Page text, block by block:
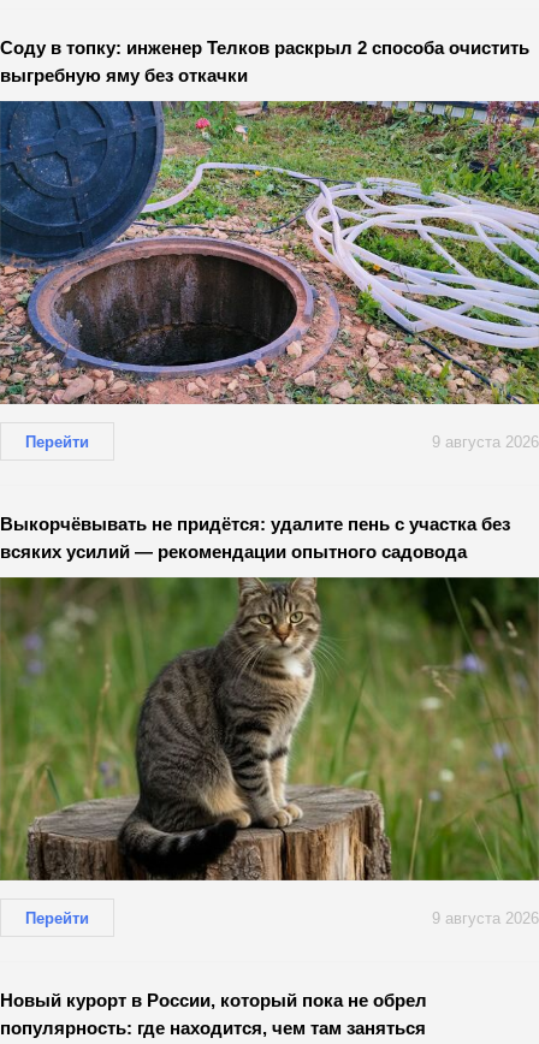
Соду в топку: инженер Телков раскрыл 2 способа очистить
выгребную яму без откачки
Перейти 9 августа 2026
Выкорчёвывать не придётся: удалите пень с участка без
всяких усилий — рекомендации опытного садовода
Перейти 9 августа 2026
Новый курорт в России, который пока не обрел
популярность: где находится, чем там заняться